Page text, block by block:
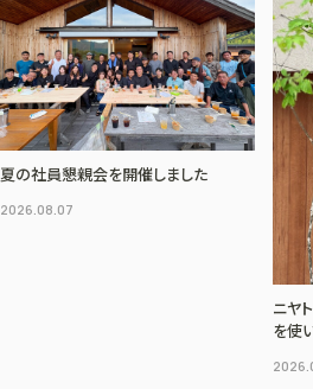
夏の社員懇親会を開催しました
2026.08.07
ニヤ
を使